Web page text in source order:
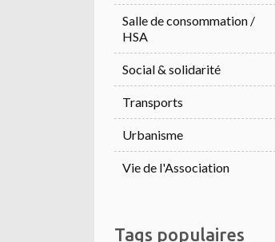
Salle de consommation /
HSA
Social & solidarité
Transports
Urbanisme
Vie de l'Association
Tags populaires